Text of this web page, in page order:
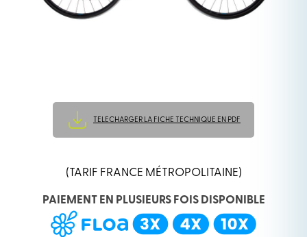
TELECHARGER LA FICHE TECHNIQUE EN PDF
(TARIF FRANCE MÉTROPOLITAINE)
PAIEMENT EN PLUSIEURS FOIS DISPONIBLE